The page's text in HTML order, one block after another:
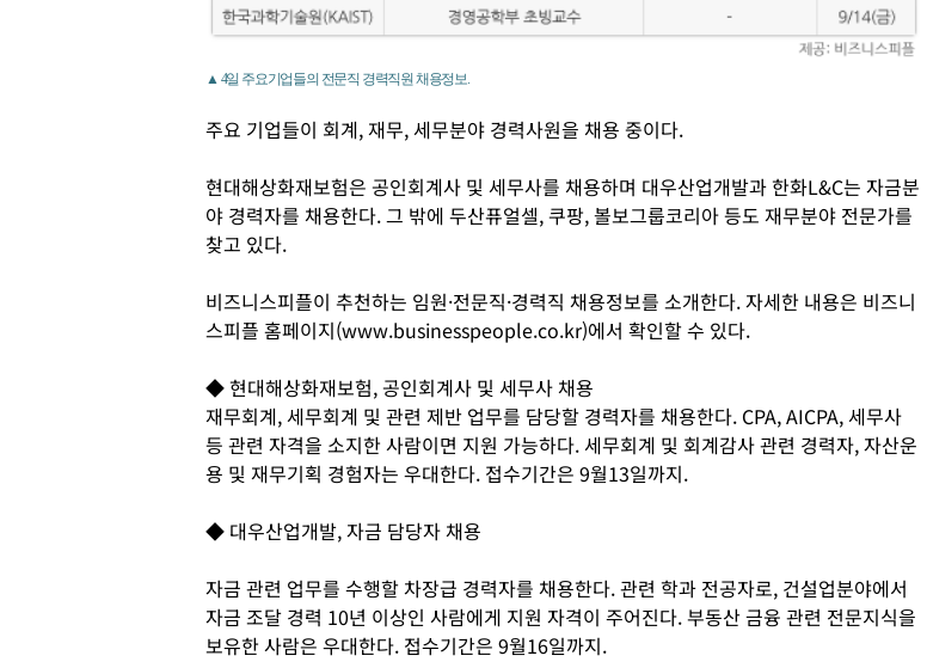
▲ 4일 주요기업들의 전문직 경력직원 채용정보.
주요 기업들이 회계, 재무, 세무분야 경력사원을 채용 중이다.
현대해상화재보험은 공인회계사 및 세무사를 채용하며 대우산업개발과 한화L&C는 자금분
야 경력자를 채용한다. 그 밖에 두산퓨얼셀, 쿠팡, 볼보그룹코리아 등도 재무분야 전문가를
찾고 있다.
비즈니스피플이 추천하는 임원·전문직·경력직 채용정보를 소개한다. 자세한 내용은 비즈니
스피플 홈페이지(www.businesspeople.co.kr)에서 확인할 수 있다.
◆ 현대해상화재보험, 공인회계사 및 세무사 채용
재무회계, 세무회계 및 관련 제반 업무를 담당할 경력자를 채용한다. CPA, AICPA, 세무사
등 관련 자격을 소지한 사람이면 지원 가능하다. 세무회계 및 회계감사 관련 경력자, 자산운
용 및 재무기획 경험자는 우대한다. 접수기간은 9월13일까지.
◆ 대우산업개발, 자금 담당자 채용
자금 관련 업무를 수행할 차장급 경력자를 채용한다. 관련 학과 전공자로, 건설업분야에서
자금 조달 경력 10년 이상인 사람에게 지원 자격이 주어진다. 부동산 금융 관련 전문지식을
보유한 사람은 우대한다. 접수기간은 9월16일까지.